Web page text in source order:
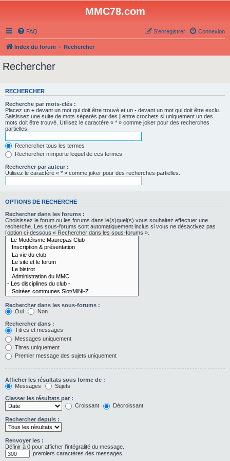
MMC78.com
FAQ Connexion
S’enregistrer
Index du forum Rechercher
Rechercher
RECHERCHER
Recherche par mots-clés :
Placez un + devant un mot qui doit être trouvé et un - devant un mot qui doit être exclu.
Saisissez une suite de mots séparés par des | entre crochets si uniquement un des
mots doit être trouvé. Utilisez le caractère « * » comme joker pour des recherches
partielles.
Rechercher tous les termes
Rechercher n’importe lequel de ces termes
Rechercher par auteur :
Utilisez le caractère « * » comme joker pour des recherches partielles.
OPTIONS DE RECHERCHE
Rechercher dans les forums :
Choisissez le forum ou les forums dans le(s)quel(s) vous souhaitez effectuer une
recherche. Les sous-forums sont automatiquement inclus si vous ne désactivez pas
l’option ci-dessous « Rechercher dans les sous-forums ».
Rechercher dans les sous-forums :
Oui
Non
Rechercher dans :
Titres et messages
Messages uniquement
Titres uniquement
Premier message des sujets uniquement
Afficher les résultats sous forme de :
Messages
Sujets
Classer les résultats par :
Croissant
Décroissant
Rechercher depuis :
Renvoyer les :
Définir à 0 pour afficher l’intégralité du message.
premiers caractères des messages